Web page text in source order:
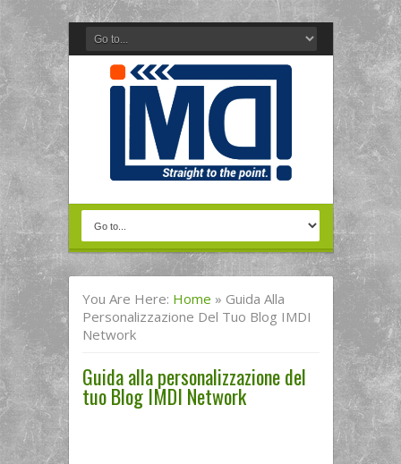
You Are Here: Home » Guida Alla
Personalizzazione Del Tuo Blog IMDI
Network
Guida alla personalizzazione del
tuo Blog IMDI Network